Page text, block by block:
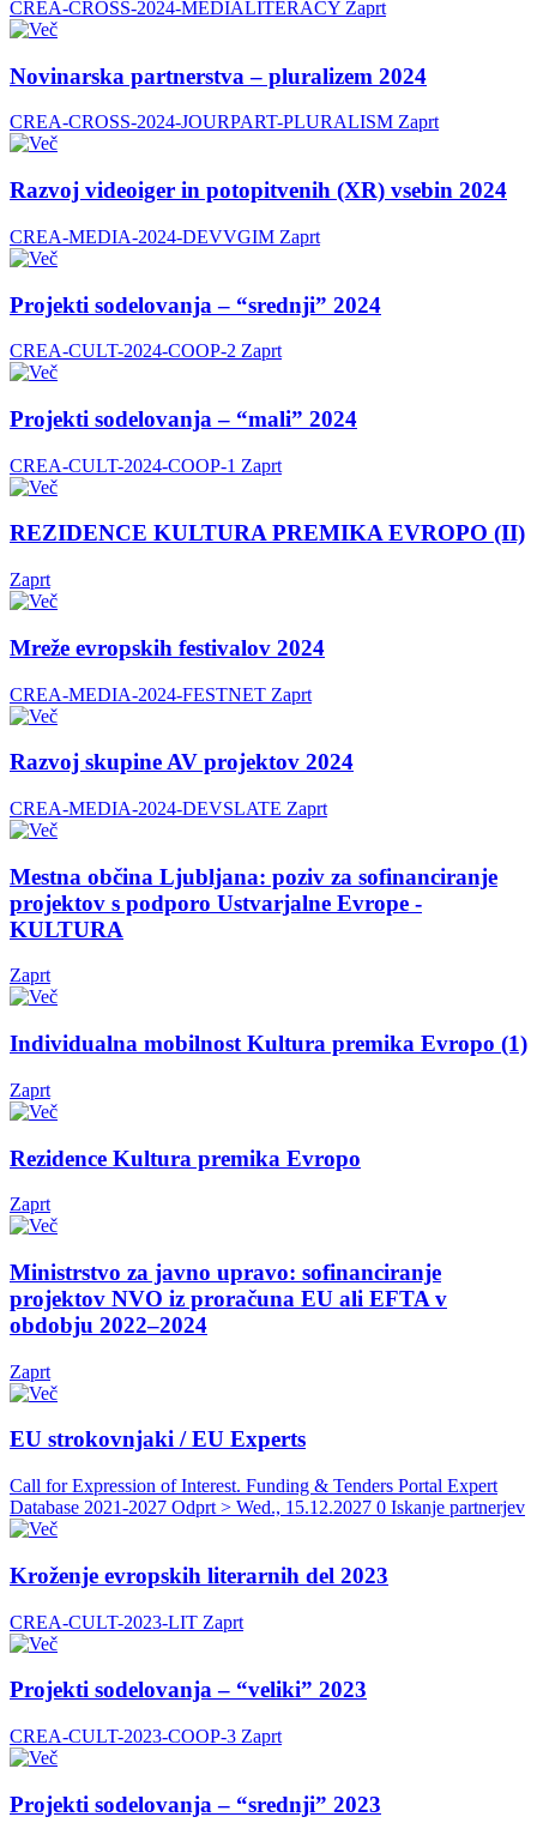
CREA-CROSS-2024-MEDIALITERACY Zaprt
Novinarska partnerstva – pluralizem 2024
CREA-CROSS-2024-JOURPART-PLURALISM Zaprt
Razvoj videoiger in potopitvenih (XR) vsebin 2024
CREA-MEDIA-2024-DEVVGIM Zaprt
Projekti sodelovanja – “srednji” 2024
CREA-CULT-2024-COOP-2 Zaprt
Projekti sodelovanja – “mali” 2024
CREA-CULT-2024-COOP-1 Zaprt
REZIDENCE KULTURA PREMIKA EVROPO (II)
Zaprt
Mreže evropskih festivalov 2024
CREA-MEDIA-2024-FESTNET Zaprt
Razvoj skupine AV projektov 2024
CREA-MEDIA-2024-DEVSLATE Zaprt
Mestna občina Ljubljana: poziv za sofinanciranje
projektov s podporo Ustvarjalne Evrope -
KULTURA
Zaprt
Individualna mobilnost Kultura premika Evropo (1)
Zaprt
Rezidence Kultura premika Evropo
Zaprt
Ministrstvo za javno upravo: sofinanciranje
projektov NVO iz proračuna EU ali EFTA v
obdobju 2022–2024
Zaprt
EU strokovnjaki / EU Experts
Call for Expression of Interest. Funding & Tenders Portal Expert
Database 2021-2027 Odprt > Wed., 15.12.2027 0 Iskanje partnerjev
Kroženje evropskih literarnih del 2023
CREA-CULT-2023-LIT Zaprt
Projekti sodelovanja – “veliki” 2023
CREA-CULT-2023-COOP-3 Zaprt
Projekti sodelovanja – “srednji” 2023